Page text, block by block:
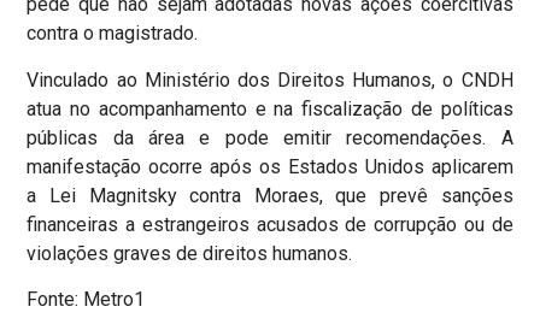
pede que não sejam adotadas novas ações coercitivas
contra o magistrado.
Vinculado ao Ministério dos Direitos Humanos, o CNDH
atua no acompanhamento e na fiscalização de políticas
públicas da área e pode emitir recomendações. A
manifestação ocorre após os Estados Unidos aplicarem
a Lei Magnitsky contra Moraes, que prevê sanções
financeiras a estrangeiros acusados de corrupção ou de
violações graves de direitos humanos.
Fonte: Metro1